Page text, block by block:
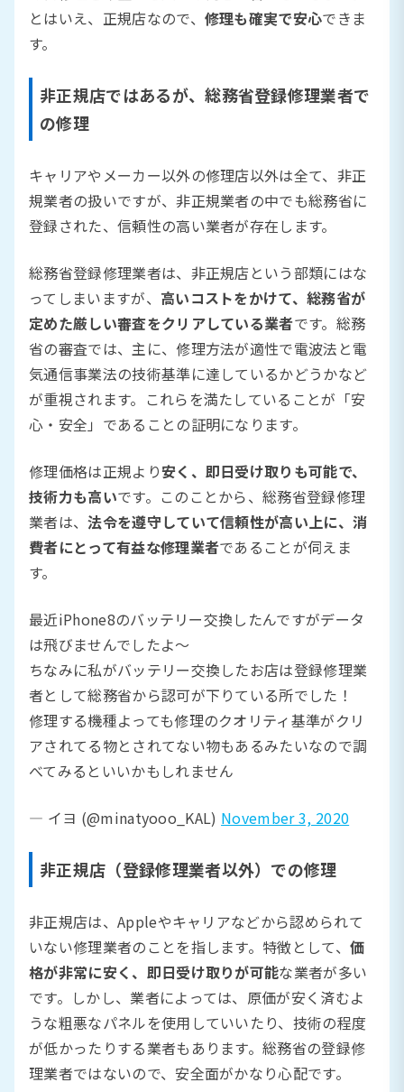
とはいえ、正規店なので、 修理も確実で安心できま
す。
非正規店ではあるが、総務省登録修理業者で
の修理
キャリアやメーカー以外の修理店以外は全て、非正
規業者の扱いですが、非正規業者の中でも総務省に
登録された、信頼性の高い業者が存在します。
総務省登録修理業者は、非正規店という部類にはな
ってしまいますが、 高いコストをかけて、総務省が
定めた厳しい審査をクリアしている業者です。総務
省の審査では、主に、修理方法が適性で電波法と電
気通信事業法の技術基準に達しているかどうかなど
が重視されます。これらを満たしていることが「安
心・安全」であることの証明になります。
修理価格は正規より安く、即日受け取りも可能で、
技術力も高いです。このことから、総務省登録修理
業者は、法令を遵守していて信頼性が高い上に、消
費者にとって有益な修理業者であることが伺えま
す。
最近iPhone8のバッテリー交換したんですがデータ
は飛びませんでしたよ〜
ちなみに私がバッテリー交換したお店は登録修理業
者として総務省から認可が下りている所でした！
修理する機種よっても修理のクオリティ基準がクリ
アされてる物とされてない物もあるみたいなので調
べてみるといいかもしれません
— イヨ (@minatyooo_KAL) November 3, 2020
非正規店（登録修理業者以外）での修理
非正規店は、Appleやキャリアなどから認められて
いない修理業者のことを指します。特徴として、価
格が非常に安く、即日受け取りが可能な業者が多い
です。しかし、業者によっては、原価が安く済むよ
うな粗悪なパネルを使用していいたり、技術の程度
が低かったりする業者もあります。総務省の登録修
理業者ではないので、安全面がかなり心配です。